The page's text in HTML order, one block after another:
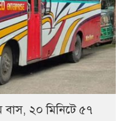
বাস, ২০ মিনিটে ৫৭